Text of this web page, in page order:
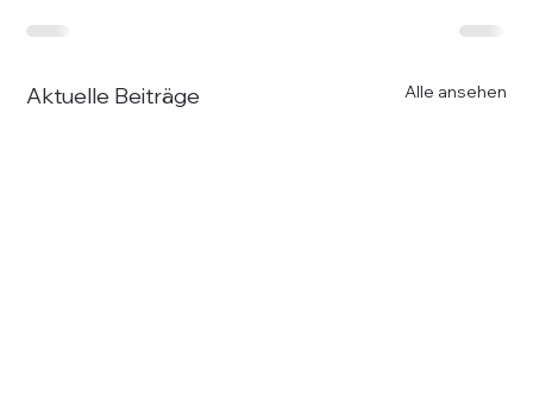
Aktuelle Beiträge Alle ansehen